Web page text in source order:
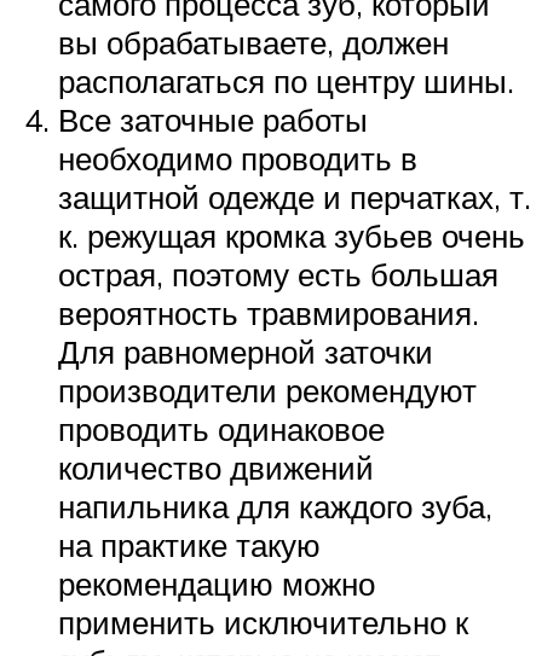
вы обрабатываете, должен
располагаться по центру шины.
Все заточные работы
необходимо проводить в
защитной одежде и перчатках, т.
к. режущая кромка зубьев очень
острая, поэтому есть большая
вероятность травмирования.
Для равномерной заточки
производители рекомендуют
проводить одинаковое
количество движений
напильника для каждого зуба,
на практике такую
рекомендацию можно
применить исключительно к